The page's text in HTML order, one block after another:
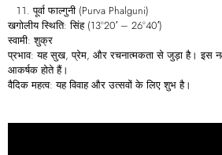
पूर्वा फाल्गुनी (Purva Phalguni)
खगोलीय स्थिति: सिंह (13°20′ – 26°40′)
स्वामी: शुक्र
प्रभाव: यह सुख, प्रेम, और रचनात्मकता से जुड़ा है। इस
आकर्षक होते हैं।
वैदिक महत्व: यह विवाह और उत्सवों के लिए शुभ है।